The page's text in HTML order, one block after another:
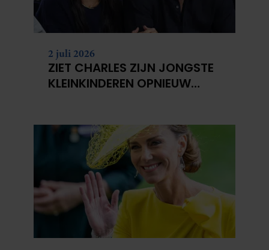
2 juli 2026
ZIET CHARLES ZIJN JONGSTE
KLEINKINDEREN OPNIEUW